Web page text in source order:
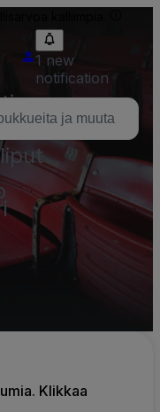
1 new
notification
Klikkaa